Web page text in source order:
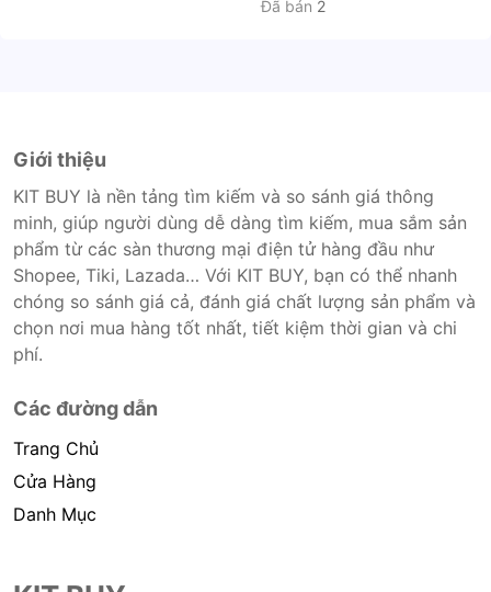
Đã bán 2
Giới thiệu
KIT BUY là nền tảng tìm kiếm và so sánh giá thông
minh, giúp người dùng dễ dàng tìm kiếm, mua sắm sản
phẩm từ các sàn thương mại điện tử hàng đầu như
Shopee, Tiki, Lazada… Với KIT BUY, bạn có thể nhanh
chóng so sánh giá cả, đánh giá chất lượng sản phẩm và
chọn nơi mua hàng tốt nhất, tiết kiệm thời gian và chi
phí.
Các đường dẫn
Trang Chủ
Cửa Hàng
Danh Mục